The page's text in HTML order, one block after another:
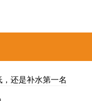
还是补水第一名